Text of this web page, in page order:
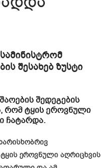
შესახებ ზუსტი
შედეგების
რომ ტყის ეროვნული
ჩატარდა.
ეროვნული აღრიცხვის